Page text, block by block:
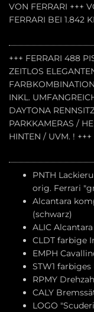
VON FERRARI +++
FERRARI BEI 1.842
+++ FERRARI 488
ZEITLOS
INKL.
DAYTONA
PARKKAMERAS /
HINTEN / UVM. ! +++
PNTH
orig. Ferrari
Alcantara
(schwarz)
ALIC
CLDT farbige
EMPH
STW1 farbiges
RPMY
CALY
LOGO